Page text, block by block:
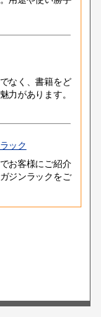
なく、書籍をど
力があります。
ック
お客様にご紹介
ジンラックをご